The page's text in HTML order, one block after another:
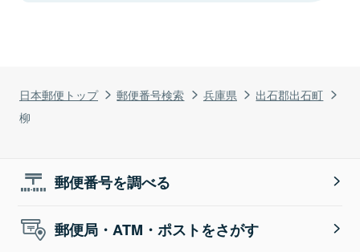
日本郵便トップ 郵便番号検索 兵庫県
出石郡出石町
柳
郵便番号を調べる
郵便局・ATM・ポストをさがす